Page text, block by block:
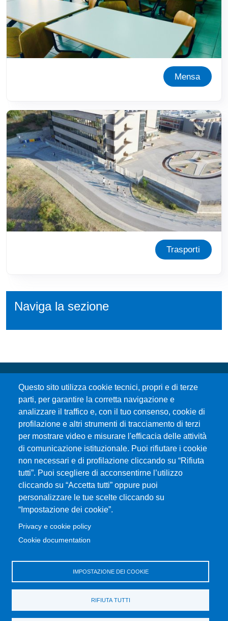
Mensa
Immagine
Trasporti
Naviga la sezione
Questo sito utilizza cookie tecnici, propri e di terze
parti, per garantire la corretta navigazione e
analizzare il traffico e, con il tuo consenso, cookie di
profilazione e altri strumenti di tracciamento di terzi
per mostrare video e misurare l'efficacia delle attività
di comunicazione istituzionale. Puoi rifiutare i cookie
non necessari e di profilazione cliccando su “Rifiuta
tutti”. Puoi scegliere di acconsentirne l’utilizzo
cliccando su “Accetta tutti” oppure puoi
personalizzare le tue scelte cliccando su
“Impostazione dei cookie”.
Privacy e cookie policy
Cookie documentation
IMPOSTAZIONE DEI COOKIE
RIFIUTA TUTTI
Università degli Studi di Messina
Piazza Pugliatti, 1 - 98122 Messina
Cod. Fiscale 80004070837
P.IVA 00724160833
Centralino: 090 676 1
MENÙ SOCIAL
MENÙ FOOTER 1
Accessibilità
Privacy e cookie policy
Amministrazione trasparente